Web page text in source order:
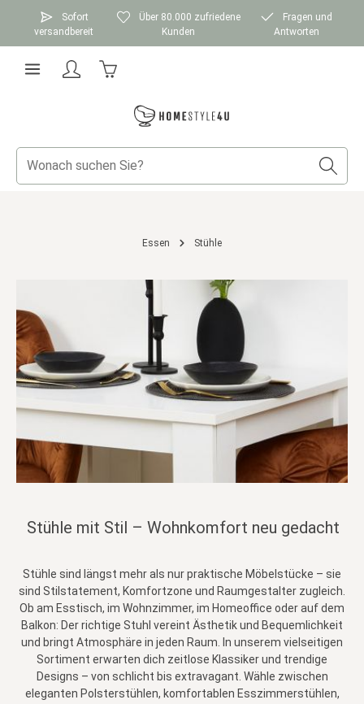
Zum Hauptinhalt springen
Sofort
versandbereit
Über 80.000 zufriedene
Kunden
Fragen und
Antworten
Essen Stühle
Stühle mit Stil – Wohnkomfort neu gedacht
Stühle sind längst mehr als nur praktische Möbelstücke – sie
sind Stilstatement, Komfortzone und Raumgestalter zugleich.
Ob am Esstisch, im Wohnzimmer, im Homeoffice oder auf dem
Balkon: Der richtige Stuhl vereint Ästhetik und Bequemlichkeit
und bringt Atmosphäre in jeden Raum. In unserem vielseitigen
Sortiment erwarten dich zeitlose Klassiker und trendige
Designs – von schlicht bis extravagant. Wähle zwischen
eleganten Polsterstühlen, komfortablen Esszimmerstühlen,